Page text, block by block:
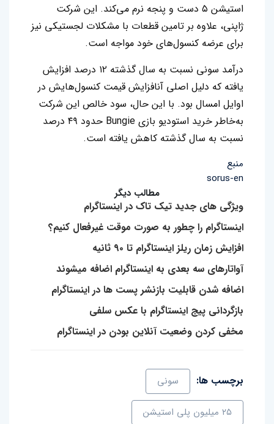
استیشن ۵ دست و پنجه نرم می‌کند. این شرکت
ژاپنی، علاوه بر تامین قطعات با مشکلات لجستیکی نیز
برای عرضه کنسول‌‌های خود مواجه است.
درآمد سونی نسبت به سال گذشته ۱۲ درصد افزایش
یافته که دلیل اصلی آنافزایش قیمت‌ کنسول‌هایش در
اوایل امسال بود. با این حال، سود خالص این شرکت
به‌خاطر خرید استودیو بازی Bungie حدود ۴۹ درصد
نسبت به سال گذشته کاهش یافته است.
منبع
sorus-en
مطالب دیگر
ویژگی های جدید تیک تاک در اینستاگرام
اینستاگرام را چطور به صورت موقت غیرفعال کنیم؟
افزایش زمان ریلز اینستاگرام تا ۹۰ ثانیه
آواتارهای سه بعدی به اینستاگرام اضافه میشوند
اضافه شدن قابلیت بازنشر پست ها در اینستاگرام
بازگردانی پیج اینستاگرام با عکس سلفی
مخفی کردن وضعیت آنلاین بودن در اینستاگرام
برچسب ها: سونی
۲۵ میلیون پلی استیشن